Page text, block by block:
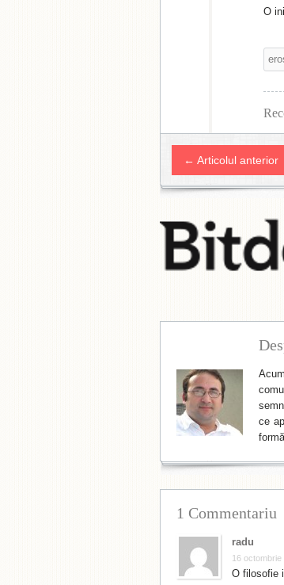
O
← Articolul anterior
ce
1 Commentariu
radu
16 octombrie
O filosofie